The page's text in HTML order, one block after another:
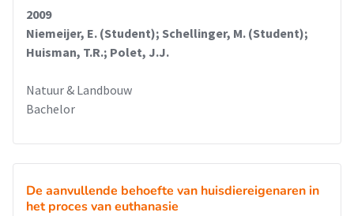
2009
Niemeijer, E. (Student); Schellinger, M. (Student);
Huisman, T.R.; Polet, J.J.
Natuur & Landbouw
Bachelor
De aanvullende behoefte van huisdiereigenaren in
het proces van euthanasie